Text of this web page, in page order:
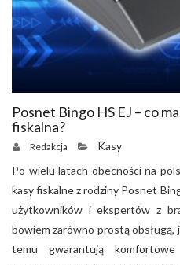
Posnet Bingo HS EJ – co
fiskalna?
Redakcja
Kasy
Po wielu latach obecności na
kasy fiskalne z rodziny Posnet
użytkowników i ekspertów z
bowiem zarówno prostą obsługą,
temu gwarantują